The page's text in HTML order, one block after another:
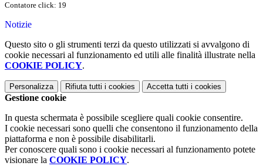
Contatore click: 19
Notizie
Questo sito o gli strumenti terzi da questo utilizzati si avvalgono di
cookie necessari al funzionamento ed utili alle finalità illustrate nella
COOKIE POLICY.
Personalizza Rifiuta tutti i cookies Accetta tutti i cookies
Gestione cookie
In questa schermata è possibile scegliere quali cookie consentire.
I cookie necessari sono quelli che consentono il funzionamento della
piattaforma e non è possibile disabilitarli.
Per conoscere quali sono i cookie necessari al funzionamento potete
visionare la COOKIE POLICY.